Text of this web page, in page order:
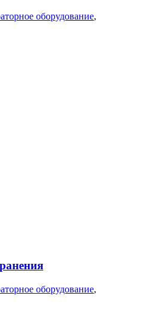
оборудование,
оборудование,